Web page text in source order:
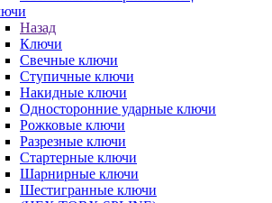
Назад
Ключи
Свечные ключи
Ступичные ключи
Накидные ключи
Односторонние ударные ключи
Рожковые ключи
Разрезные ключи
Стартерные ключи
Шарнирные ключи
Шестигранные ключи